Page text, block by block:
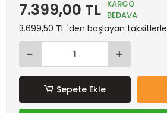
7.399,00 TL KARGO
BEDAVA
3.699,50 TL 'den başlayan taksitlerle
Sepete Ekle